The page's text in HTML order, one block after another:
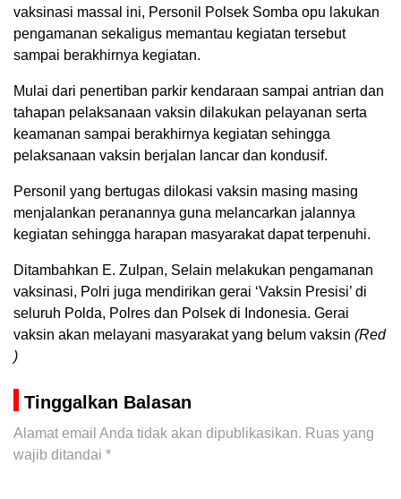
vaksinasi massal ini, Personil Polsek Somba opu lakukan
pengamanan sekaligus memantau kegiatan tersebut
sampai berakhirnya kegiatan.
Mulai dari penertiban parkir kendaraan sampai antrian dan
tahapan pelaksanaan vaksin dilakukan pelayanan serta
keamanan sampai berakhirnya kegiatan sehingga
pelaksanaan vaksin berjalan lancar dan kondusif.
Personil yang bertugas dilokasi vaksin masing masing
menjalankan peranannya guna melancarkan jalannya
kegiatan sehingga harapan masyarakat dapat terpenuhi.
Ditambahkan E. Zulpan, Selain melakukan pengamanan
vaksinasi, Polri juga mendirikan gerai ‘Vaksin Presisi’ di
seluruh Polda, Polres dan Polsek di Indonesia. Gerai
vaksin akan melayani masyarakat yang belum vaksin (Red
)
Tinggalkan Balasan
Alamat email Anda tidak akan dipublikasikan. Ruas yang
wajib ditandai *